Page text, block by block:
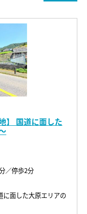
】 国道に面した
／停歩2分
に面した大原エリアの